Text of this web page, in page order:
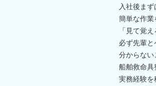
入社後ま
簡単な作業
「見て覚
必ず先輩と
分からない
船舶救命具
実務経験を